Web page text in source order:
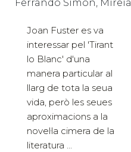
Ferrando Simón, Mireia
Joan Fuster es va
interessar pel 'Tirant
lo Blanc' d'una
manera particular al
llarg de tota la seua
vida, però les seues
aproximacions a la
novel·la cimera de la
literatura ...